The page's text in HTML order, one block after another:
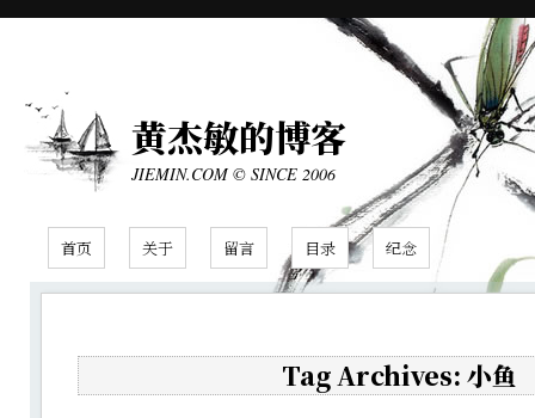
黄杰敏的博客
JIEMIN.COM © SINCE 2006
首页 关于 留言 目录 纪念
Tag Archives: 小鱼